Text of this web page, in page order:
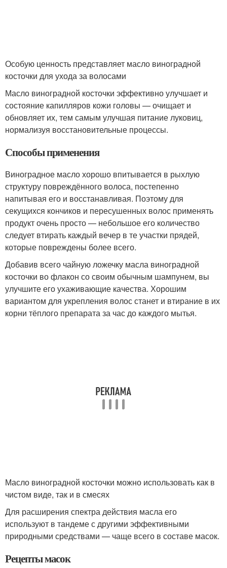
Особую ценность представляет масло виноградной
косточки для ухода за волосами
Масло виноградной косточки эффективно улучшает и
состояние капилляров кожи головы — очищает и
обновляет их, тем самым улучшая питание луковиц,
нормализуя восстановительные процессы.
Способы применения
Виноградное масло хорошо впитывается в рыхлую
структуру повреждённого волоса, постепенно
напитывая его и восстанавливая. Поэтому для
секущихся кончиков и пересушенных волос применять
продукт очень просто — небольшое его количество
следует втирать каждый вечер в те участки прядей,
которые повреждены более всего.
Добавив всего чайную ложечку масла виноградной
косточки во флакон со своим обычным шампунем, вы
улучшите его ухаживающие качества. Хорошим
вариантом для укрепления волос станет и втирание в их
корни тёплого препарата за час до каждого мытья.
Масло виноградной косточки можно использовать как в
чистом виде, так и в смесях
Для расширения спектра действия масла его
используют в тандеме с другими эффективными
природными средствами — чаще всего в составе масок.
Рецепты масок